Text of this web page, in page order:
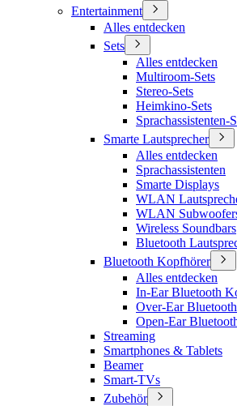
Entertainment
Alles entdecken
Sets
Alles entdecken
Multiroom-Sets
Stereo-Sets
Heimkino-Sets
Sprachassistenten-
Smarte Lautsprecher
Alles entdecken
Sprachassistenten
Smarte Displays
WLAN
WLAN
Wireless Soundbars
Bluetooth
Bluetooth Kopfhörer
Alles entdecken
In-Ear Bluetooth
Over-Ear
Open-Ear
Streaming
Smartphones & Tablets
Beamer
Smart-TVs
Zubehör